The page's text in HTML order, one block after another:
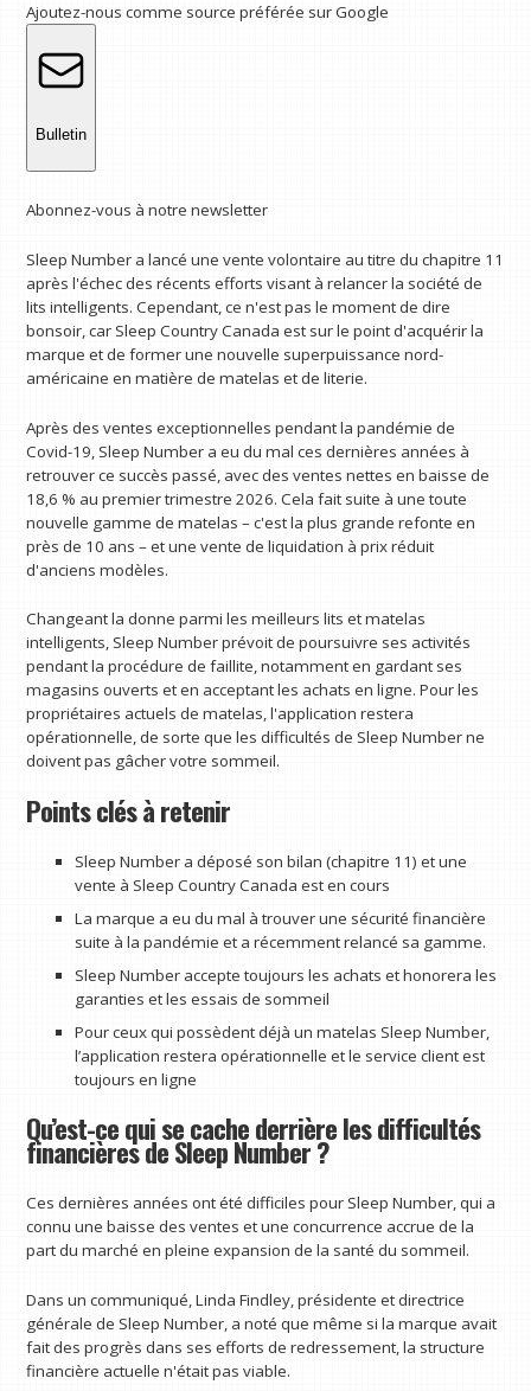
Ajoutez-nous comme source préférée sur Google
Bulletin
Abonnez-vous à notre newsletter
Sleep Number a lancé une vente volontaire au titre du chapitre 11
après l'échec des récents efforts visant à relancer la société de
lits intelligents. Cependant, ce n'est pas le moment de dire
bonsoir, car Sleep Country Canada est sur le point d'acquérir la
marque et de former une nouvelle superpuissance nord-
américaine en matière de matelas et de literie.
Après des ventes exceptionnelles pendant la pandémie de
Covid-19, Sleep Number a eu du mal ces dernières années à
retrouver ce succès passé, avec des ventes nettes en baisse de
18,6 % au premier trimestre 2026. Cela fait suite à une toute
nouvelle gamme de matelas – c'est la plus grande refonte en
près de 10 ans – et une vente de liquidation à prix réduit
d'anciens modèles.
Changeant la donne parmi les meilleurs lits et matelas
intelligents, Sleep Number prévoit de poursuivre ses activités
pendant la procédure de faillite, notamment en gardant ses
magasins ouverts et en acceptant les achats en ligne. Pour les
propriétaires actuels de matelas, l'application restera
opérationnelle, de sorte que les difficultés de Sleep Number ne
doivent pas gâcher votre sommeil.
Points clés à retenir
Sleep Number a déposé son bilan (chapitre 11) et une
vente à Sleep Country Canada est en cours
La marque a eu du mal à trouver une sécurité financière
suite à la pandémie et a récemment relancé sa gamme.
Sleep Number accepte toujours les achats et honorera les
garanties et les essais de sommeil
Pour ceux qui possèdent déjà un matelas Sleep Number,
l’application restera opérationnelle et le service client est
toujours en ligne
Qu’est-ce qui se cache derrière les difficultés
financières de Sleep Number ?
Ces dernières années ont été difficiles pour Sleep Number, qui a
connu une baisse des ventes et une concurrence accrue de la
part du marché en pleine expansion de la santé du sommeil.
Dans un communiqué, Linda Findley, présidente et directrice
générale de Sleep Number, a noté que même si la marque avait
fait des progrès dans ses efforts de redressement, la structure
financière actuelle n'était pas viable.